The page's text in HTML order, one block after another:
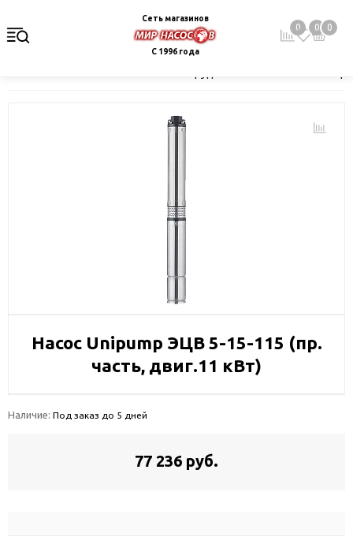
Сеть магазинов
С 1996 года
0 0 0
Насос Unipump ЭЦВ 5-15-115 (пр.
часть, двиг.11 кВт)
Наличие: Под заказ до 5 дней
77 236 руб.